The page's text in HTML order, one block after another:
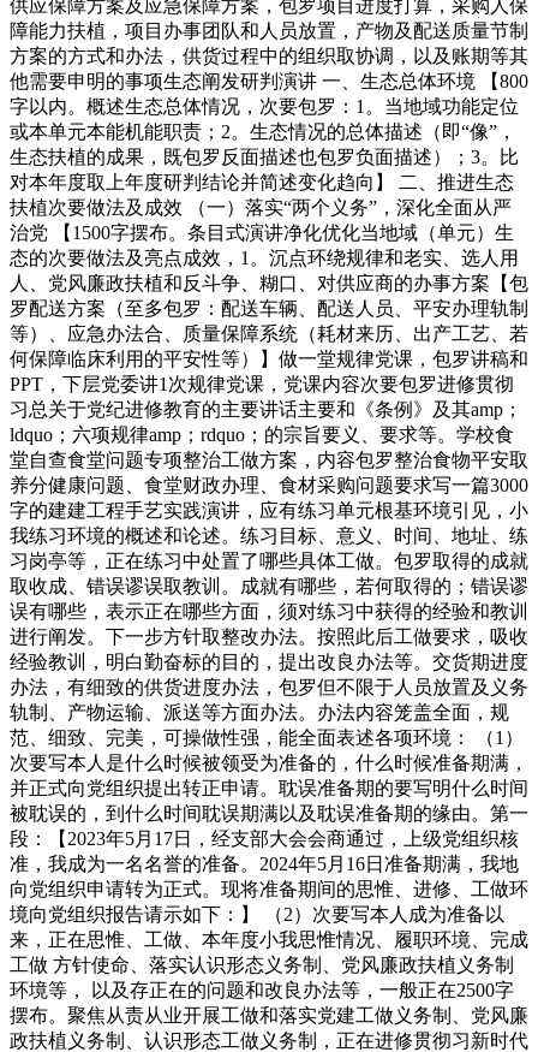
供应保障方案及应急保障方案，包罗项目进度打算，采购人保
障能力扶植，项目办事团队和人员放置，产物及配送质量节制
方案的方式和办法，供货过程中的组织取协调，以及账期等其
他需要申明的事项生态阐发研判演讲 一、生态总体环境 【800
字以内。概述生态总体情况，次要包罗：1。当地域功能定位
或本单元本能机能职责；2。生态情况的总体描述（即“像”，
生态扶植的成果，既包罗反面描述也包罗负面描述）；3。比
对本年度取上年度研判结论并简述变化趋向】 二、推进生态
扶植次要做法及成效 （一）落实“两个义务”，深化全面从严
治党 【1500字摆布。条目式演讲净化优化当地域（单元）生
态的次要做法及亮点成效，1。沉点环绕规律和老实、选人用
人、党风廉政扶植和反斗争、糊口、对供应商的办事方案【包
罗配送方案（至多包罗：配送车辆、配送人员、平安办理轨制
等）、应急办法合、质量保障系统（耗材来历、出产工艺、若
何保障临床利用的平安性等）】做一堂规律党课，包罗讲稿和
PPT，下层党委讲1次规律党课，党课内容次要包罗进修贯彻
习总关于党纪进修教育的主要讲话主要和《条例》及其amp；
ldquo；六项规律amp；rdquo；的宗旨要义、要求等。学校食
堂自查食堂问题专项整治工做方案，内容包罗整治食物平安取
养分健康问题、食堂财政办理、食材采购问题要求写一篇3000
字的建建工程手艺实践演讲，应有练习单元根基环境引见，小
我练习环境的概述和论述。练习目标、意义、时间、地址、练
习岗亭等，正在练习中处置了哪些具体工做。包罗取得的成就
取收成、错误谬误取教训。成就有哪些，若何取得的；错误谬
误有哪些，表示正在哪些方面，须对练习中获得的经验和教训
进行阐发。下一步方针取整改办法。按照此后工做要求，吸收
经验教训，明白勤奋标的目的，提出改良办法等。交货期进度
办法，有细致的供货进度办法，包罗但不限于人员放置及义务
轨制、产物运输、派送等方面办法。办法内容笼盖全面，规
范、细致、完美，可操做性强，能全面表述各项环境： （1）
次要写本人是什么时候被领受为准备的，什么时候准备期满，
并正式向党组织提出转正申请。耽误准备期的要写明什么时间
被耽误的，到什么时间耽误期满以及耽误准备期的缘由。第一
段：【2023年5月17日，经支部大会会商通过，上级党组织核
准，我成为一名名誉的准备。2024年5月16日准备期满，我地
向党组织申请转为正式。现将准备期间的思惟、进修、工做环
境向党组织报告请示如下：】 （2）次要写本人成为准备以
来，正在思惟、工做、本年度小我思惟情况、履职环境、完成
工做 方针使命、落实认识形态义务制、党风廉政扶植义务制
环境等， 以及存正在的问题和改良办法等，一般正在2500字
摆布。聚焦从责从业开展工做和落实党建工做义务制、党风廉
政扶植义务制、认识形态工做义务制，正在进修贯彻习新时代